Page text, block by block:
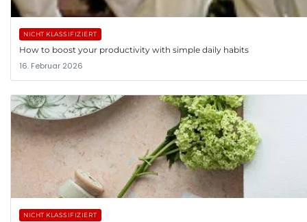
NICHT KLASSIFIZIERT
How to boost your productivity with simple daily habits
16. Februar 2026
NICHT KLASSIFIZIERT